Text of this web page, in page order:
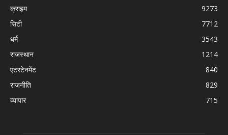
क्राइम
9273
सिटी
7712
धर्म
3543
राजस्थान
1214
एंटरटेनमेंट
840
राजनीति
829
व्यापार
715